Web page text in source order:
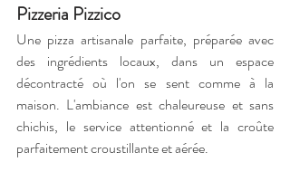
Pizzeria Pizzico
Une pizza artisanale parfaite, préparée avec
des ingrédients locaux, dans un espace
décontracté où l'on se sent comme à la
maison. L'ambiance est chaleureuse et sans
chichis, le service attentionné et la croûte
parfaitement croustillante et aérée.